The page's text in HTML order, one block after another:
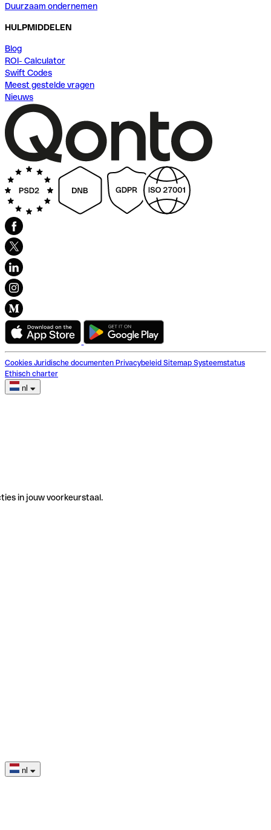
Duurzaam ondernemen
HULPMIDDELEN
Blog
ROI- Calculator
Swift Codes
Meest gestelde vragen
Nieuws
Cookies Juridische documenten Privacybeleid Sitemap Systeemstatus
Ethisch charter
nl
in jouw voorkeurstaal.
nl